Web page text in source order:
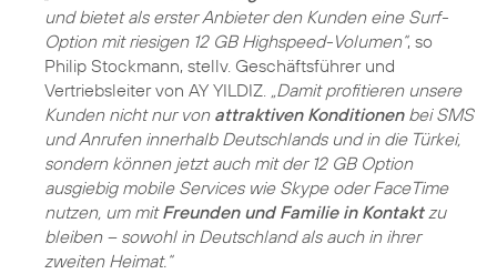
und bietet als erster Anbieter den Kunden eine Surf-
Option mit riesigen 12 GB Highspeed-Volumen“, so
Philip Stockmann, stellv. Geschäftsführer und
Vertriebsleiter von AY YILDIZ. „Damit profitieren unsere
Kunden nicht nur von attraktiven Konditionenbei SMS
und Anrufen innerhalb Deutschlands und in die Türkei,
sondern können jetzt auch mit der 12 GB Option
ausgiebig mobile Services wie Skype oder FaceTime
nutzen, um mitFreunden und Familie in Kontaktzu
bleiben – sowohl in Deutschland als auch in ihrer
zweiten Heimat.“